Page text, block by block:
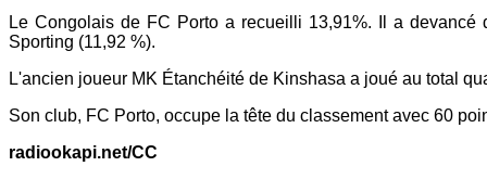
Le Congolais de FC Porto a recueilli 13,91%. Il a
Sporting (11,92 %).
L'ancien joueur MK Étanchéité de Kinshasa a joué au total
Son club, FC Porto, occupe la tête du classement avec 60
radiookapi.net/CC